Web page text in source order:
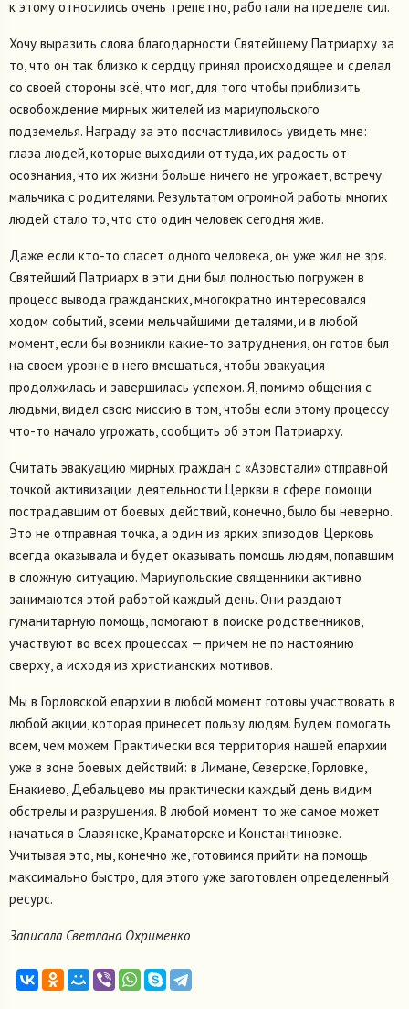
к этому относились очень трепетно, работали на пределе сил.
Хочу выразить слова благодарности Святейшему Патриарху за
то, что он так близко к сердцу принял происходящее и сделал
со своей стороны всё, что мог, для того чтобы приблизить
освобождение мирных жителей из мариупольского
подземелья. Награду за это посчастливилось увидеть мне:
глаза людей, которые выходили оттуда, их радость от
осознания, что их жизни больше ничего не угрожает, встречу
мальчика с родителями. Результатом огромной работы многих
людей стало то, что сто один человек сегодня жив.
Даже если кто-то спасет одного человека, он уже жил не зря.
Святейший Патриарх в эти дни был полностью погружен в
процесс вывода гражданских, многократно интересовался
ходом событий, всеми мельчайшими деталями, и в любой
момент, если бы возникли какие-то затруднения, он готов был
на своем уровне в него вмешаться, чтобы эвакуация
продолжилась и завершилась успехом. Я, помимо общения с
людьми, видел свою миссию в том, чтобы если этому процессу
что-то начало угрожать, сообщить об этом Патриарху.
Считать эвакуацию мирных граждан с «Азовстали» отправной
точкой активизации деятельности Церкви в сфере помощи
пострадавшим от боевых действий, конечно, было бы неверно.
Это не отправная точка, а один из ярких эпизодов. Церковь
всегда оказывала и будет оказывать помощь людям, попавшим
в сложную ситуацию. Мариупольские священники активно
занимаются этой работой каждый день. Они раздают
гуманитарную помощь, помогают в поиске родственников,
участвуют во всех процессах — причем не по настоянию
сверху, а исходя из христианских мотивов.
Мы в Горловской епархии в любой момент готовы участвовать в
любой акции, которая принесет пользу людям. Будем помогать
всем, чем можем. Практически вся территория нашей епархии
уже в зоне боевых действий: в Лимане, Северске, Горловке,
Енакиево, Дебальцево мы практически каждый день видим
обстрелы и разрушения. В любой момент то же самое может
начаться в Славянске, Краматорске и Константиновке.
Учитывая это, мы, конечно же, готовимся прийти на помощь
максимально быстро, для этого уже заготовлен определенный
ресурс.
Записала Светлана Охрименко